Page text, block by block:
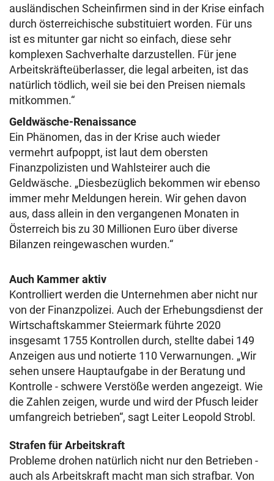
ausländischen Scheinfirmen sind in der Krise einfach
durch österreichische substituiert worden. Für uns
ist es mitunter gar nicht so einfach, diese sehr
komplexen Sachverhalte darzustellen. Für jene
Arbeitskräfteüberlasser, die legal arbeiten, ist das
natürlich tödlich, weil sie bei den Preisen niemals
mitkommen.“
Geldwäsche-Renaissance
Ein Phänomen, das in der Krise auch wieder
vermehrt aufpoppt, ist laut dem obersten
Finanzpolizisten und Wahlsteirer auch die
Geldwäsche. „Diesbezüglich bekommen wir ebenso
immer mehr Meldungen herein. Wir gehen davon
aus, dass allein in den vergangenen Monaten in
Österreich bis zu 30 Millionen Euro über diverse
Bilanzen reingewaschen wurden.“
Auch Kammer aktiv
Kontrolliert werden die Unternehmen aber nicht nur
von der Finanzpolizei. Auch der Erhebungsdienst der
Wirtschaftskammer Steiermark führte 2020
insgesamt 1755 Kontrollen durch, stellte dabei 149
Anzeigen aus und notierte 110 Verwarnungen. „Wir
sehen unsere Hauptaufgabe in der Beratung und
Kontrolle - schwere Verstöße werden angezeigt. Wie
die Zahlen zeigen, wurde und wird der Pfusch leider
umfangreich betrieben“, sagt Leiter Leopold Strobl.
Strafen für Arbeitskraft
Probleme drohen natürlich nicht nur den Betrieben -
auch als Arbeitskraft macht man sich strafbar. Von